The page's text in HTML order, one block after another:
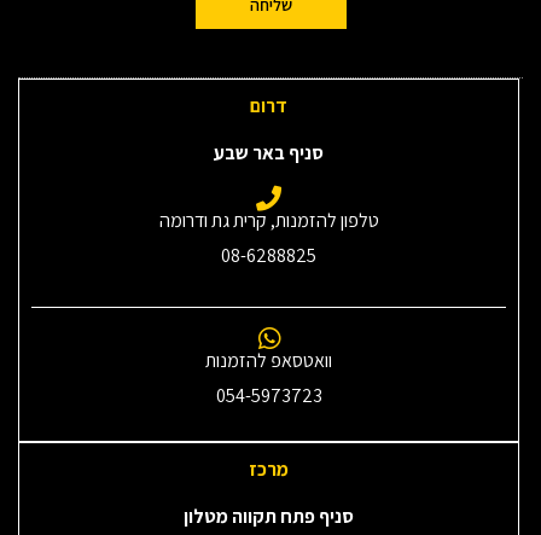
שליחה
דרום
סניף באר שבע
טלפון להזמנות, קרית גת ודרומה
08-6288825
וואטסאפ להזמנות
054-5973723
מרכז
סניף פתח תקווה מטלון